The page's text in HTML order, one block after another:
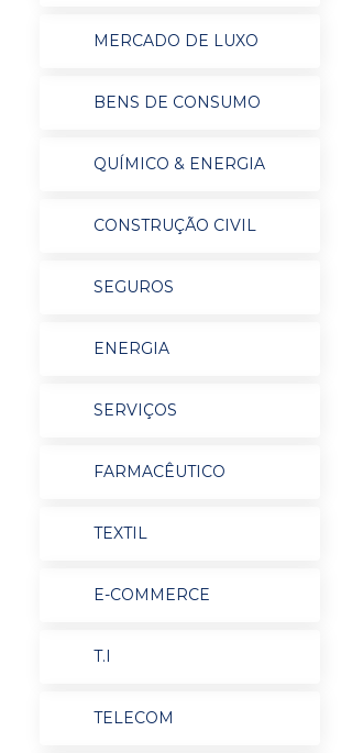
MERCADO DE LUXO
BENS DE CONSUMO
QUÍMICO & ENERGIA
CONSTRUÇÃO CIVIL
SEGUROS
ENERGIA
SERVIÇOS
FARMACÊUTICO
TEXTIL
E-COMMERCE
T.I
TELECOM